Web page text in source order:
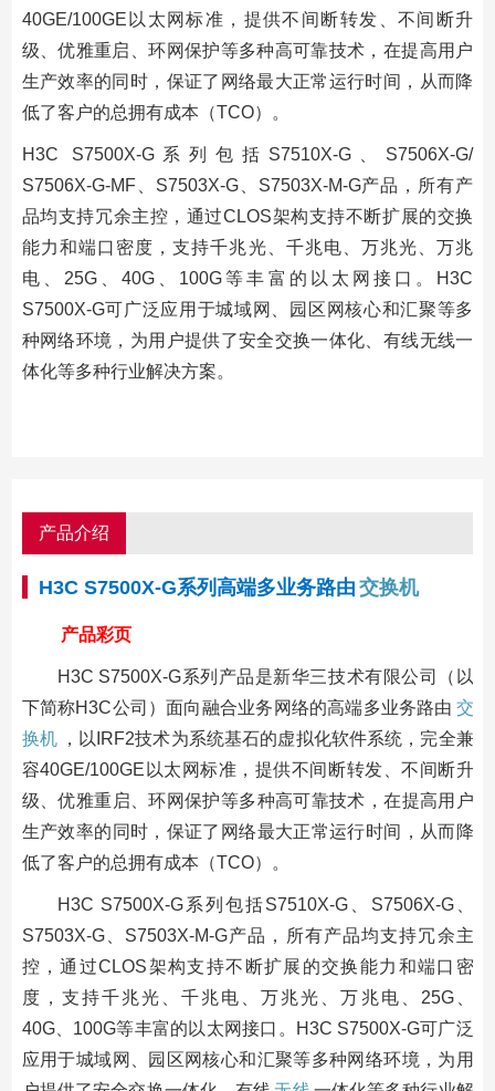
40GE/100GE以太网标准，提供不间断转发、不间断升
级、优雅重启、环网保护等多种高可靠技术，在提高用户
生产效率的同时，保证了网络最大正常运行时间，从而降
低了客户的总拥有成本（TCO）。
H3C S7500X-G系列包括S7510X-G、S7506X-G/
S7506X-G-MF、S7503X-G、S7503X-M-G产品，所有产
品均支持冗余主控，通过CLOS架构支持不断扩展的交换
能力和端口密度，支持千兆光、千兆电、万兆光、万兆
电、25G、40G、100G等丰富的以太网接口。H3C
S7500X-G可广泛应用于城域网、园区网核心和汇聚等多
种网络环境，为用户提供了安全交换一体化、有线无线一
体化等多种行业解决方案。
产品介绍
H3C S7500X-G系列高端多业务路由 交换机
产品彩页
H3C S7500X-G系列产品是新华三技术有限公司（以
下简称H3C公司）面向融合业务网络的高端多业务路由 交
换机 ，以IRF2技术为系统基石的虚拟化软件系统，完全兼
容40GE/100GE以太网标准，提供不间断转发、不间断升
级、优雅重启、环网保护等多种高可靠技术，在提高用户
生产效率的同时，保证了网络最大正常运行时间，从而降
低了客户的总拥有成本（TCO）。
H3C S7500X-G系列包括S7510X-G、S7506X-G、
S7503X-G、S7503X-M-G产品，所有产品均支持冗余主
控，通过CLOS架构支持不断扩展的交换能力和端口密
度，支持千兆光、千兆电、万兆光、万兆电、25G、
40G、100G等丰富的以太网接口。H3C S7500X-G可广泛
应用于城域网、园区网核心和汇聚等多种网络环境，为用